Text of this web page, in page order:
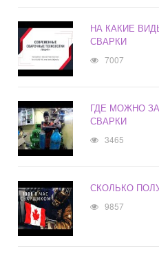
НА КАКИЕ
СВАРКИ
7007
ГДЕ МОЖНО
СВАРКИ
3465
СКОЛЬКО
9857